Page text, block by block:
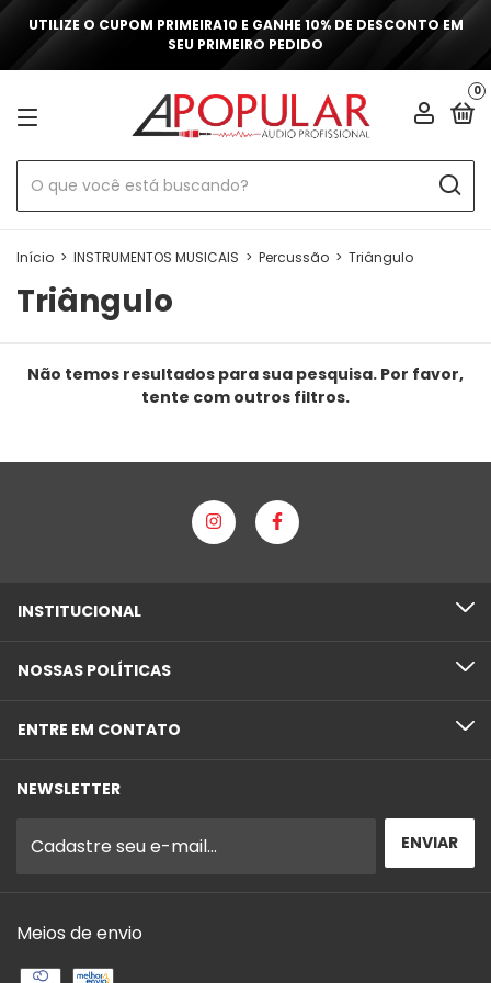
UTILIZE O CUPOM PRIMEIRA10 E GANHE 10% DE DESCONTO EM
SEU PRIMEIRO PEDIDO
0
Início > INSTRUMENTOS MUSICAIS > Percussão > Triângulo
Triângulo
Não temos resultados para sua pesquisa. Por favor,
tente com outros filtros.
INSTITUCIONAL
NOSSAS POLÍTICAS
ENTRE EM CONTATO
NEWSLETTER
Meios de envio